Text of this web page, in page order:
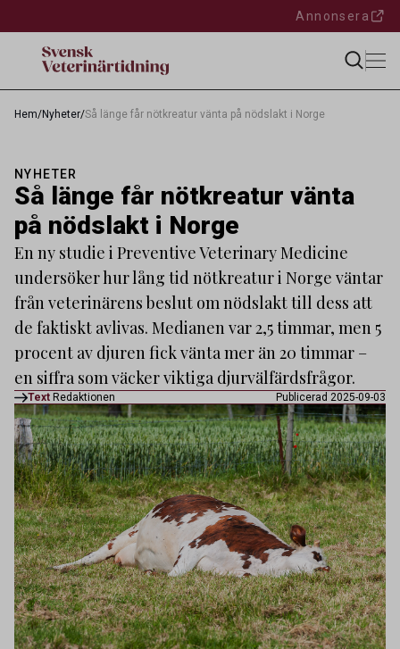
Annonsera
Hem/Nyheter/Så länge får nötkreatur vänta på nödslakt i Norge
NYHETER
Så länge får nötkreatur vänta
på nödslakt i Norge
En ny studie i Preventive Veterinary Medicine
undersöker hur lång tid nötkreatur i Norge väntar
från veterinärens beslut om nödslakt till dess att
de faktiskt avlivas. Medianen var 2,5 timmar, men 5
procent av djuren fick vänta mer än 20 timmar –
en siffra som väcker viktiga djurvälfärdsfrågor.
Text Redaktionen Publicerad 2025-09-03